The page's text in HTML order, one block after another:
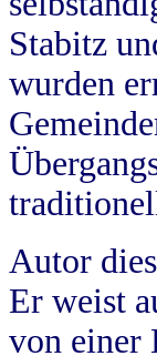
Stabitz
wurden
Autor
Er weist
von einer